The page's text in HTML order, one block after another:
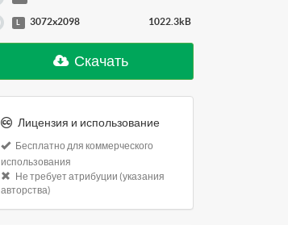
L 3072x2098 1022.3kB
Скачать
Лицензия и использование
Бесплатно для коммерческого
использования
Не требует атрибуции (указания
авторства)